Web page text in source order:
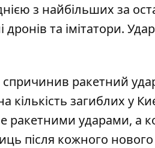
з найбільших за
дронів та імітатори.
спричинив ракетний
загиблих у
ракетними ударами, а
після кожного нового